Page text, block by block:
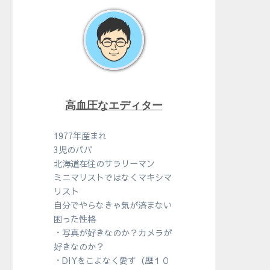
高血圧なエディター
1977年産まれ
3児のパパ
北海道在住のサラリーマン
ミニマリストではなくマキシマ
リスト
自分でやらなきゃ気が済まない
困った性格
・写真が好きなのか？カメラが
好きなのか？
・DIYをこよなく愛す（歴１０